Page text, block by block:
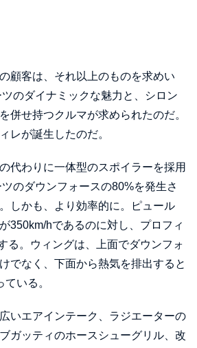
顧客は、それ以上のものを求めい
のダイナミックな魅力と、シロン
併せ持つクルマが求められたのだ。
レが誕生したのだ。
代わりに一体型のスポイラーを採用
のダウンフォースの80%を発生さ
しかも、より効率的に。ピュール
350km/hであるのに対し、プロフィ
る。ウィングは、上面でダウンフォ
でなく、下面から熱気を排出すると
いる。
いエアインテーク、ラジエーターの
ガッティのホースシューグリル、改